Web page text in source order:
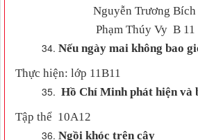
Nguyễn Trương Bích
Phạm Thúy Vy B 11
Nếu ngày mai không bao
Thực hiện: lớp 11B11
Hồ Chí Minh phát hiện và
Tập thể 10A12
Ngồi khóc trên cây